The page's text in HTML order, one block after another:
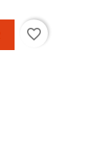
favorite_border